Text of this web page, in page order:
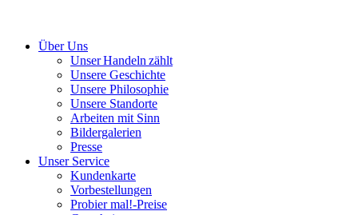
Über Uns
Unser Handeln zählt
Unsere Geschichte
Unsere Philosophie
Unsere Standorte
Arbeiten mit Sinn
Bildergalerien
Presse
Unser Service
Kundenkarte
Vorbestellungen
Probier mal!-Preise